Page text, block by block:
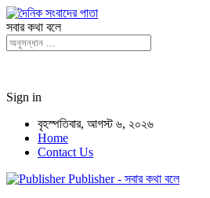
সবার কথা বলে
Sign in
বৃহস্পতিবার, আগস্ট ৬, ২০২৬
Home
Contact Us
Publisher - সবার কথা বলে